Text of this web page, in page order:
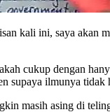
kali ini, saya akan
cukup dengan
supaya ilmunya tidak
masih asing di